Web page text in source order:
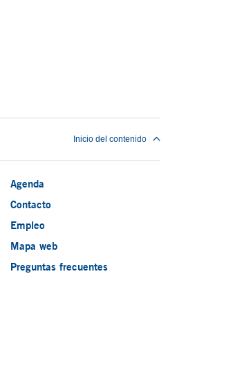
Inicio del contenido
Agenda
Contacto
Empleo
Mapa web
Preguntas frecuentes